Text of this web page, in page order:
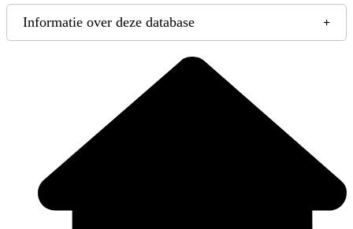
Informatie over deze database